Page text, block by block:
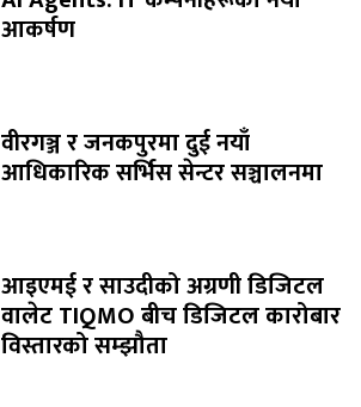
आकर्षण
वीरगञ्ज र जनकपुरमा दुई नयाँ
आधिकारिक सर्भिस सेन्टर सञ्चालनमा
आइएमई र साउदीको अग्रणी डिजिटल
वालेट TIQMO बीच डिजिटल कारोबार
विस्तारको सम्झौता